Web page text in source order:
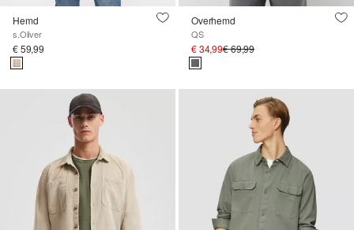
Hemd
s.Oliver
€ 59,99
Overhemd
QS
€ 34,99€ 69,99